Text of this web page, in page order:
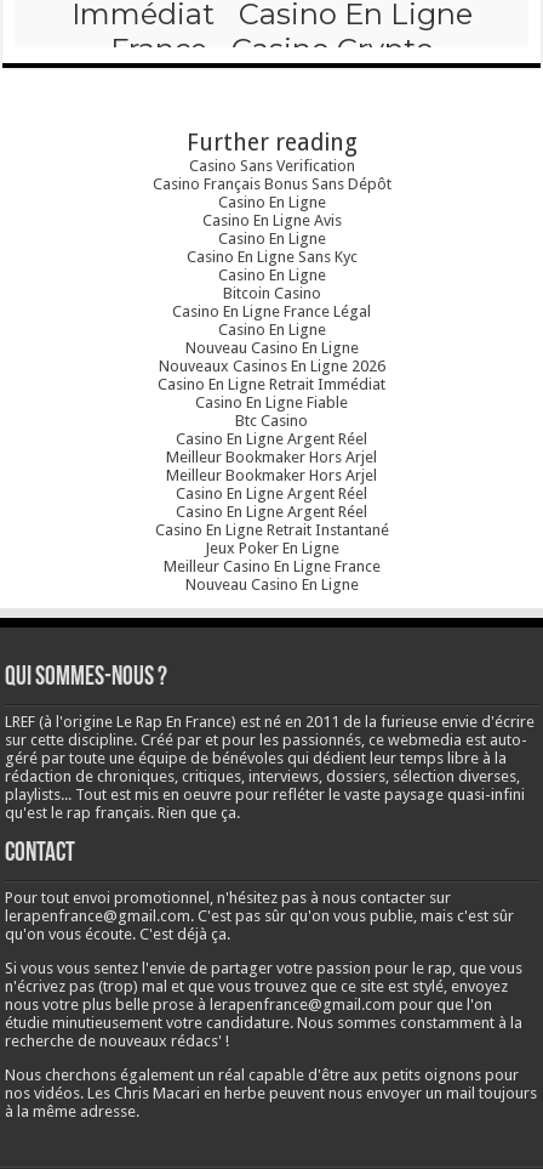
Further reading
Casino Sans Verification
Casino Français Bonus Sans Dépôt
Casino En Ligne
Casino En Ligne Avis
Casino En Ligne
Casino En Ligne Sans Kyc
Casino En Ligne
Bitcoin Casino
Casino En Ligne France Légal
Casino En Ligne
Nouveau Casino En Ligne
Nouveaux Casinos En Ligne 2026
Casino En Ligne Retrait Immédiat
Casino En Ligne Fiable
Btc Casino
Casino En Ligne Argent Réel
Meilleur Bookmaker Hors Arjel
Meilleur Bookmaker Hors Arjel
Casino En Ligne Argent Réel
Casino En Ligne Argent Réel
Casino En Ligne Retrait Instantané
Jeux Poker En Ligne
Meilleur Casino En Ligne France
Nouveau Casino En Ligne
Qui sommes-nous ?
LREF (à l'origine Le Rap En France) est né en 2011 de la furieuse envie d'écrire
sur cette discipline. Créé par et pour les passionnés, ce webmedia est auto-
géré par toute une équipe de bénévoles qui dédient leur temps libre à la
rédaction de chroniques, critiques, interviews, dossiers, sélection diverses,
playlists... Tout est mis en oeuvre pour refléter le vaste paysage quasi-infini
qu'est le rap français. Rien que ça.
Contact
Pour tout envoi promotionnel, n'hésitez pas à nous contacter sur
lerapenfrance@gmail.com. C'est pas sûr qu'on vous publie, mais c'est sûr
qu'on vous écoute. C'est déjà ça.
Si vous vous sentez l'envie de partager votre passion pour le rap, que vous
n'écrivez pas (trop) mal et que vous trouvez que ce site est stylé, envoyez
nous votre plus belle prose à lerapenfrance@gmail.com pour que l'on
étudie minutieusement votre candidature. Nous sommes constamment à la
recherche de nouveaux rédacs' !
Nous cherchons également un réal capable d'être aux petits oignons pour
nos vidéos. Les Chris Macari en herbe peuvent nous envoyer un mail toujours
à la même adresse.